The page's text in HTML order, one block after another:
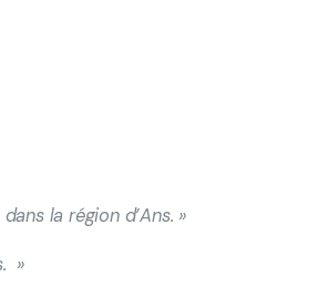
la région d’Ans. »
»